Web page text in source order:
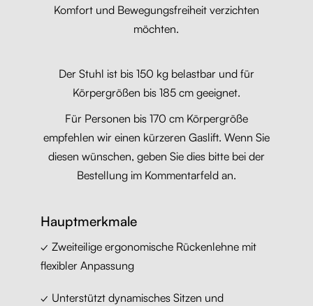
Komfort und Bewegungsfreiheit verzichten
möchten.
Der Stuhl ist bis 150 kg belastbar und für
Körpergrößen bis 185 cm geeignet.
Für Personen bis 170 cm Körpergröße
empfehlen wir einen kürzeren Gaslift. Wenn Sie
diesen wünschen, geben Sie dies bitte bei der
Bestellung im Kommentarfeld an.
Hauptmerkmale
✓ Zweiteilige ergonomische Rückenlehne mit
flexibler Anpassung
✓ Unterstützt dynamisches Sitzen und